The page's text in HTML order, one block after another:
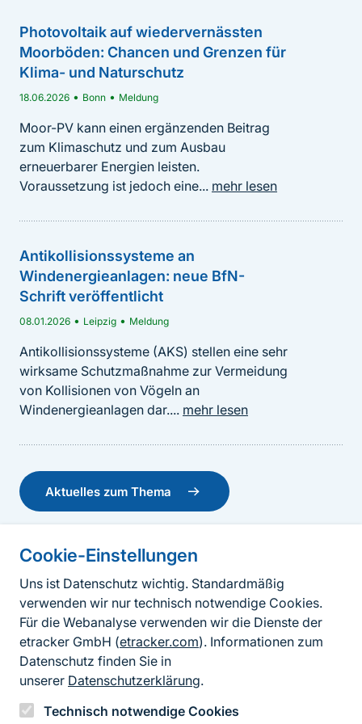
Cookie-Einstellungen
Uns ist Datenschutz wichtig. Standardmäßig
verwenden wir nur technisch notwendige Cookies.
Für die Webanalyse verwenden wir die Dienste der
etracker GmbH (etracker.com). Informationen zum
Datenschutz finden Sie in
unserer Datenschutzerklärung.
Technisch notwendige Cookies
Photovoltaik auf wiedervernässten
Moorböden: Chancen und Grenzen für
Klima- und Naturschutz
18.06.2026 • Bonn • Meldung
Moor-PV kann einen ergänzenden Beitrag
zum Klimaschutz und zum Ausbau
erneuerbarer Energien leisten.
Voraussetzung ist jedoch eine... mehr lesen
Antikollisionssysteme an
Windenergieanlagen: neue BfN-
Schrift veröffentlicht
08.01.2026 • Leipzig • Meldung
Antikollisionssysteme (AKS) stellen eine sehr
wirksame Schutzmaßnahme zur Vermeidung
von Kollisionen von Vögeln an
Windenergieanlagen dar.... mehr lesen
Aktuelles zum Thema
Betrieb von Windenergieanlagen an Land -
Evaluierung der Vierten BNatSchG-Novelle
2022
Am 20. Juli 2022 wurden im Rahmen der 4. Änderung
Regelungen zum Betrieb von Windenergieanlagen...
mehr lesen
Abendsegler - Identifizierung von
Artenhilfsprogramm (nAHP)
Das Ziel des Projekts Abendsegler besteht darin, das
Konfliktpotenzial zwischen Windenergienutzung und
Fledermausschutz beim Flächenausbau für...
lesen
BfN-Schriften 787 - Auswirkungen von
Speichertechnologien und -bedarfen und
Wasserstoff-Prozessketten und -bedarfen auf
Naturschutzbelange
Horst Fehrenbach, Patrick Schmidt, Viviann Bolte, Franz Lust, Silvana
Bürck, Jan Zerhusen u.a.
•
In der vorliegenden Studie wurden die
Naturschutz mit Fokus auf Strom-, Wärme- und
Wasserstoffspeicher...
BfN-Schriften 787
Bewertung der Auswirkungen von
Windenergieanlagen der neuen Generation
auf das Kollisionsrisiko von Fledermäusen
PraxisINFOS • 2026
Während der durchschnittliche Rotordurchmesser
von Windenergieanlagen in Deutschland
unterschiedliche...mehr lesen
Informationen zur Seite
FußzeileKontakt zum BfN
Kontaktformular
Erklärung zur Barrierefreiheit
Impressum